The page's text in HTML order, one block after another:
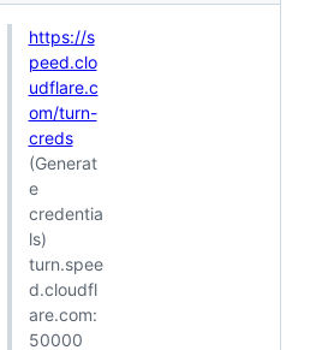
https://s
peed.clo
udflare.c
om/turn-
creds
(Generat
e
credentia
ls)
turn.spee
d.cloudfl
are.com:
50000